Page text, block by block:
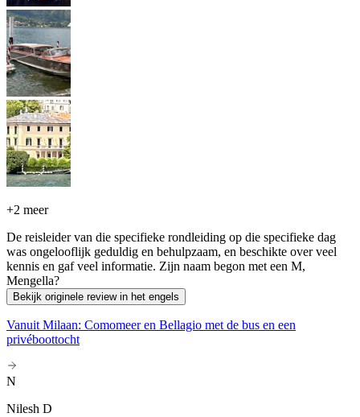
+2 meer
De reisleider van die specifieke rondleiding op die specifieke dag
was ongelooflijk geduldig en behulpzaam, en beschikte over veel
kennis en gaf veel informatie. Zijn naam begon met een M,
Mengella?
Bekijk originele review in het engels
Vanuit Milaan: Comomeer en Bellagio met de bus en een
privéboottocht
N
Nilesh D